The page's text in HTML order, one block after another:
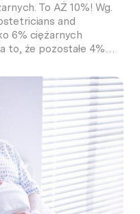
To AŻ 10%! Wg.
and
6% ciężarnych
to, że pozostałe 4%
depresji w ciąży mogą
w […]